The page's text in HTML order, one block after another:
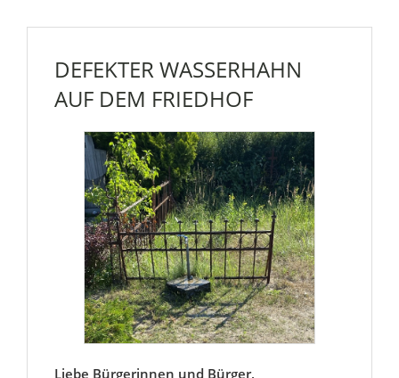
DEFEKTER WASSERHAHN
AUF DEM FRIEDHOF
Liebe Bürgerinnen und Bürger,